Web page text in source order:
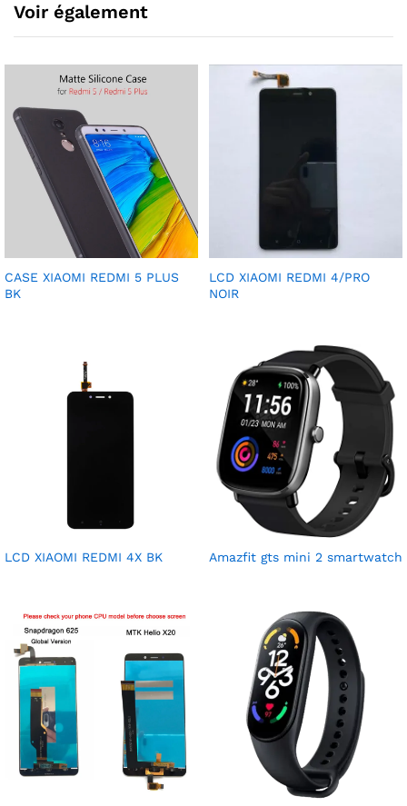
Voir également
CASE XIAOMI REDMI 5 PLUS
BK
LCD XIAOMI REDMI 4/PRO
NOIR
LCD XIAOMI REDMI 4X BK Amazfit gts mini 2 smartwatch